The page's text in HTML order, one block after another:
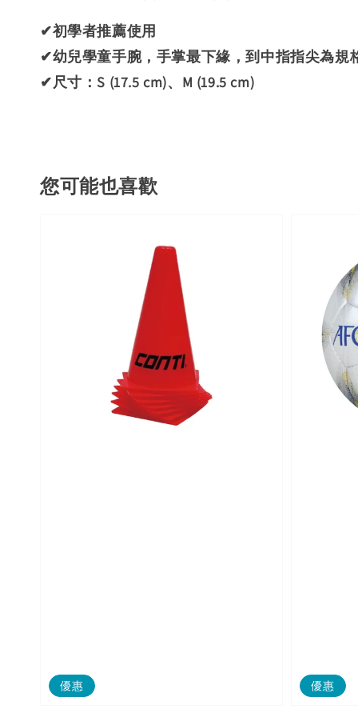
✔初學者推薦使用
✔幼兒學童手腕，手掌最下緣，到中指指尖為規
✔尺寸：S (17.5 cm)、M (19.5 cm)
您可能也喜歡
優惠 優惠